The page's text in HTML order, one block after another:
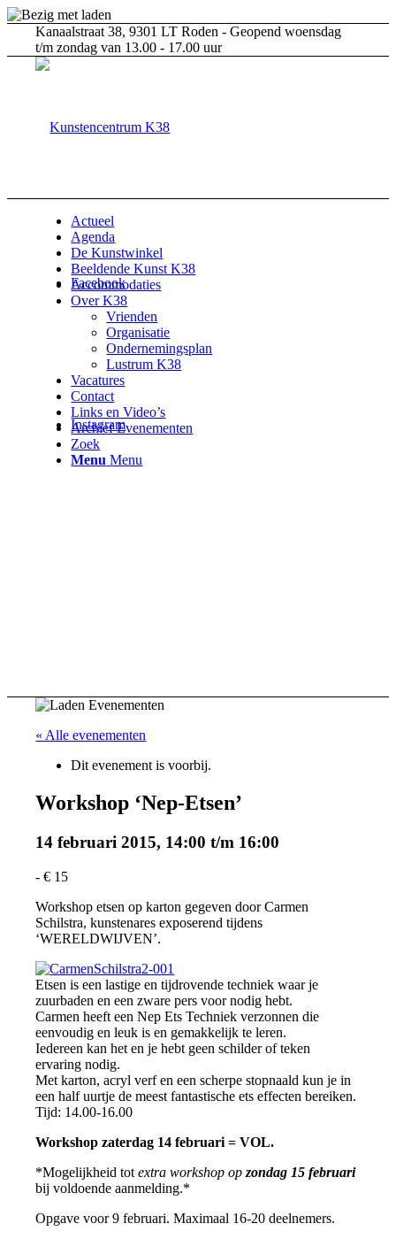
Kanaalstraat 38, 9301 LT Roden - Geopend woensdag
t/m zondag van 13.00 - 17.00 uur
Facebook
Instagram
Actueel
Agenda
De Kunstwinkel
Beeldende Kunst K38
Accommodaties
Over K38
Vrienden
Organisatie
Ondernemingsplan
Lustrum K38
Vacatures
Contact
Links en Video’s
Archief Evenementen
Zoek
Menu Menu
« Alle evenementen
Dit evenement is voorbij.
Workshop ‘Nep-Etsen’
14 februari 2015, 14:00 t/m 16:00
- € 15
Workshop etsen op karton gegeven door Carmen
Schilstra, kunstenares exposerend tijdens
‘WERELDWIJVEN’.
Etsen is een lastige en tijdrovende techniek waar je
zuurbaden en een zware pers voor nodig hebt.
Carmen heeft een Nep Ets Techniek verzonnen die
eenvoudig en leuk is en gemakkelijk te leren.
Iedereen kan het en je hebt geen schilder of teken
ervaring nodig.
Met karton, acryl verf en een scherpe stopnaald kun je in
een half uurtje de meest fantastische ets effecten bereiken.
Tijd: 14.00-16.00
Workshop zaterdag 14 februari = VOL.
*Mogelijkheid totextra workshop op zondag 15 februari
bij voldoende aanmelding.*
Opgave voor 9 februari. Maximaal 16-20 deelnemers.